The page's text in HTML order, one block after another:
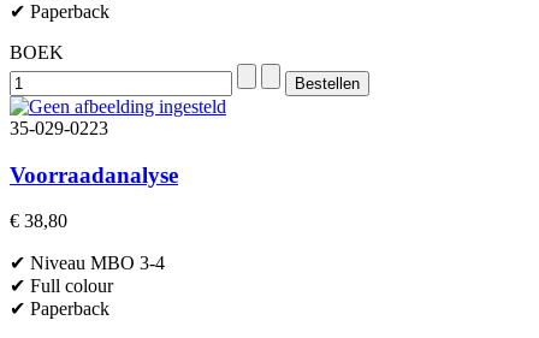
✔ Paperback
BOEK
35-029-0223
Voorraadanalyse
€ 38,80
✔ Niveau MBO 3-4
✔ Full colour
✔ Paperback